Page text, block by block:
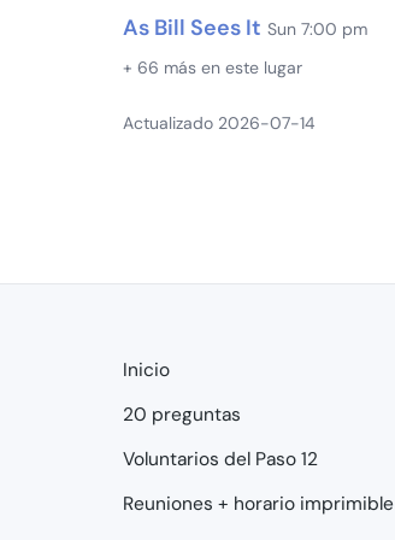
As Bill Sees It Sun 7:00 pm
+ 66 más en este lugar
Actualizado 2026-07-14
Inicio
20 preguntas
Voluntarios del Paso 12
Reuniones + horario imprimible